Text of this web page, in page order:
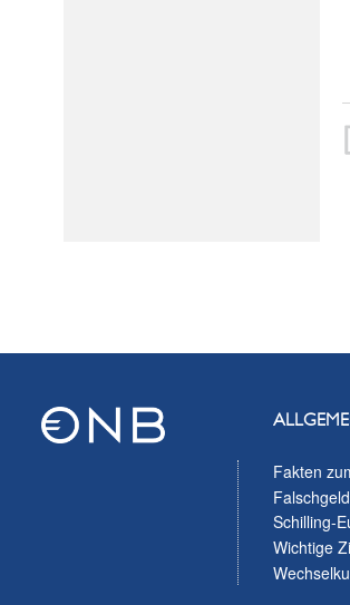
Fakten
Falschgeld
Schilling-
Wichtige